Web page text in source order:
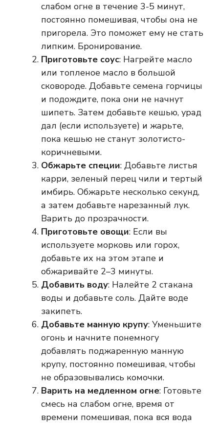
слабом огне в течение 3-5 минут,
постоянно помешивая, чтобы она не
пригорела. Это поможет ему не стать
липким. Бронирование.
Приготовьте соус: Нагрейте масло
или топленое масло в большой
сковороде. Добавьте семена горчицы
и подождите, пока они не начнут
шипеть. Затем добавьте кешью, урад
дал (если используете) и жарьте,
пока кешью не станут золотисто-
коричневыми.
Обжарьте специи: Добавьте листья
карри, зеленый перец чили и тертый
имбирь. Обжарьте несколько секунд,
а затем добавьте нарезанный лук.
Варить до прозрачности.
Приготовьте овощи: Если вы
используете морковь или горох,
добавьте их на этом этапе и
обжаривайте 2–3 минуты.
Добавить воду: Налейте 2 стакана
воды и добавьте соль. Дайте воде
закипеть.
Добавьте манную крупу: Уменьшите
огонь и начните понемногу
добавлять поджаренную манную
крупу, постоянно помешивая, чтобы
не образовывались комочки.
Варить на медленном огне: Готовьте
смесь на слабом огне, время от
времени помешивая, пока вся вода